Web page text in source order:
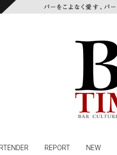
REPORT NEW